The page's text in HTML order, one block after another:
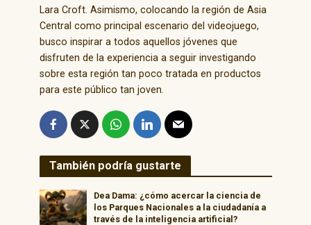
Lara Croft. Asimismo, colocando la región de Asia
Central como principal escenario del videojuego,
busco inspirar a todos aquellos jóvenes que
disfruten de la experiencia a seguir investigando
sobre esta región tan poco tratada en productos
para este público tan joven.
También podría gustarte
Dea Dama: ¿cómo acercar la ciencia de
los Parques Nacionales a la ciudadanía a
través de la inteligencia artificial?